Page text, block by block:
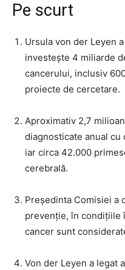
Pe scurt
Ursula von der Leyen
investește 4 miliarde
cancerului, inclusiv
proiecte de cercetare.
Aproximativ 2,7
diagnosticate anual cu
iar circa 42.000
cerebrală.
Președinta Comisiei a
prevenție, în condițiile
cancer sunt
Von der Leyen a legat